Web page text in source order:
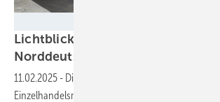
Lichtblick baut 200 Schnelllader in
Norddeutschland
11.02.2025 - Die Ladesäulen werden auf
Einzelhandelsmärkten der Ketten Familia und